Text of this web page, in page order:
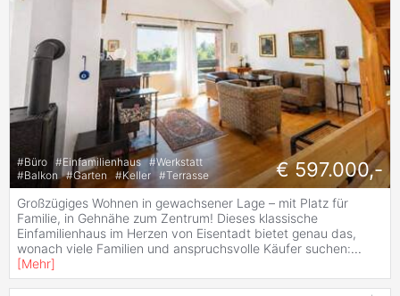
#Büro #Einfamilienhaus #Werkstatt
#Balkon #Garten #Keller #Terrasse € 597.000,-
Großzügiges Wohnen in gewachsener Lage – mit Platz für
Familie, in Gehnähe zum Zentrum! Dieses klassische
Einfamilienhaus im Herzen von Eisentadt bietet genau das,
wonach viele Familien und anspruchsvolle Käufer suchen:...
[Mehr]